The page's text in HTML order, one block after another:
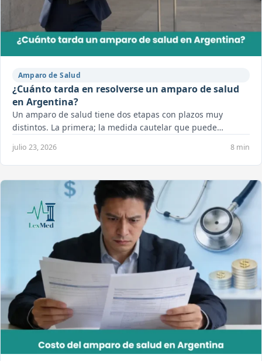
Amparo de Salud
¿Cuánto tarda en resolverse un amparo de salud
en Argentina?
Un amparo de salud tiene dos etapas con plazos muy
distintos. La primera; la medida cautelar que puede…
julio 23, 2026 8 min